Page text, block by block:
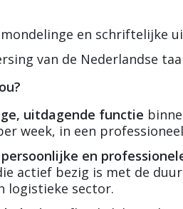
en schriftelijke
van de Nederlandse
uitdagende functie
week, in een
en
actief bezig is met de
logistieke sector.